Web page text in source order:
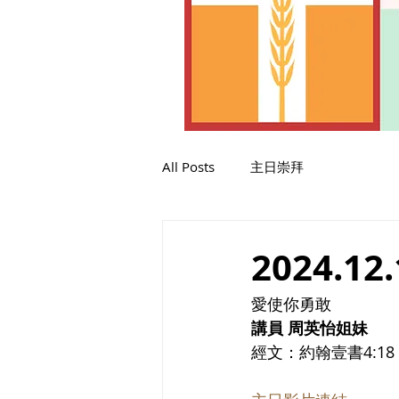
All Posts 主日崇拜
愛使你勇敢
講員 周英怡姐妹
經文：約翰壹書4:18